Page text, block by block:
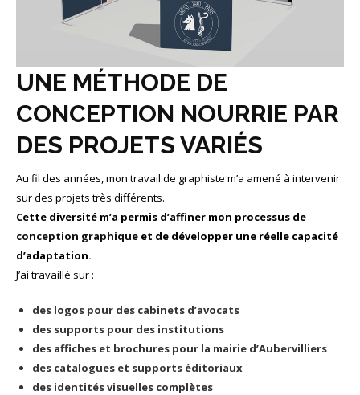
UNE MÉTHODE DE
CONCEPTION NOURRIE PAR
DES PROJETS VARIÉS
Au fil des années, mon travail de graphiste m’a amené à intervenir
sur des projets très différents.
Cette diversité m’a permis d’affiner mon processus de
conception graphique et de développer une réelle capacité
d’adaptation.
J’ai travaillé sur :
des logos pour des cabinets d’avocats
des supports pour des institutions
des affiches et brochures pour la mairie d’Aubervilliers
des catalogues et supports éditoriaux
des identités visuelles complètes